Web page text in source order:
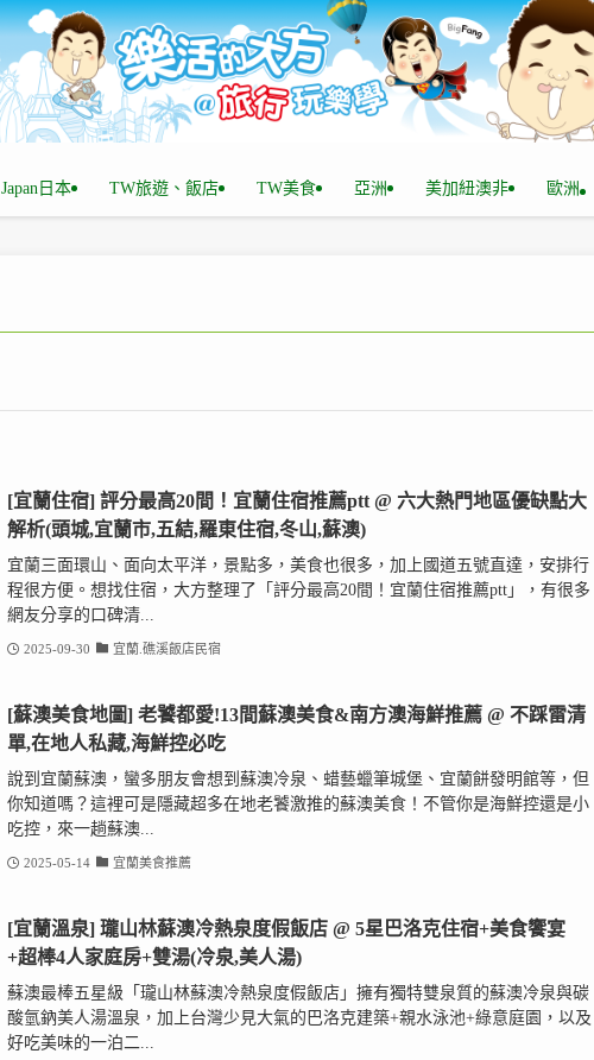
Japan日本 TW旅遊、飯店 TW美食 亞洲 美加紐澳非 歐洲
[宜蘭住宿] 評分最高20間！宜蘭住宿推薦ptt @ 六大熱門地區優缺點大
解析(頭城,宜蘭市,五結,羅東住宿,冬山,蘇澳)
宜蘭三面環山、面向太平洋，景點多，美食也很多，加上國道五號直達，安排行
程很方便。想找住宿，大方整理了「評分最高20間！宜蘭住宿推薦ptt」，有很多
網友分享的口碑清...
2025-09-30 宜蘭.礁溪飯店民宿
[蘇澳美食地圖] 老饕都愛!13間蘇澳美食&南方澳海鮮推薦 @ 不踩雷清
單,在地人私藏,海鮮控必吃
說到宜蘭蘇澳，蠻多朋友會想到蘇澳冷泉、蜡藝蠟筆城堡、宜蘭餅發明館等，但
你知道嗎？這裡可是隱藏超多在地老饕激推的蘇澳美食！不管你是海鮮控還是小
吃控，來一趟蘇澳...
2025-05-14 宜蘭美食推薦
[宜蘭溫泉] 瓏山林蘇澳冷熱泉度假飯店 @ 5星巴洛克住宿+美食饗宴
+超棒4人家庭房+雙湯(冷泉,美人湯)
蘇澳最棒五星級「瓏山林蘇澳冷熱泉度假飯店」擁有獨特雙泉質的蘇澳冷泉與碳
酸氫鈉美人湯溫泉，加上台灣少見大氣的巴洛克建築+親水泳池+綠意庭園，以及
好吃美味的一泊二...